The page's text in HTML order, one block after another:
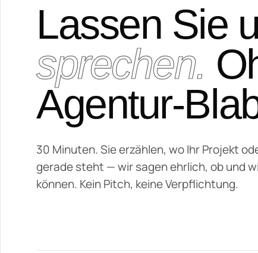
Lassen Sie
sprechen.
Agentur-
30 Minuten. Sie erzählen, wo Ihr Projekt
gerade steht — wir sagen ehrlich, ob und
können. Kein Pitch, keine Verpflichtung.